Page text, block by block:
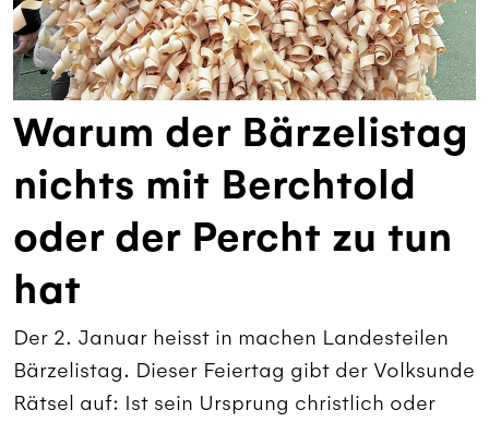
Warum der Bärzelistag
nichts mit Berchtold
oder der Percht zu tun
hat
Der 2. Januar heisst in machen Landesteilen
Bärzelistag. Dieser Feiertag gibt der Volksunde
Rätsel auf: Ist sein Ursprung christlich oder